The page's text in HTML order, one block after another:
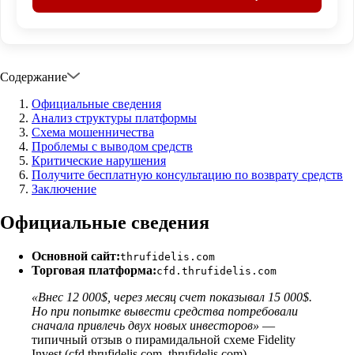
Содержание
Официальные сведения
Анализ структуры платформы
Схема мошенничества
Проблемы с выводом средств
Критические нарушения
Получите бесплатную консультацию по возврату средств
Заключение
Официальные сведения
Основной сайт:thrufidelis.com
Торговая платформа:cfd.thrufidelis.com
«Внес 12 000$, через месяц счет показывал 15 000$.
Но при попытке вывести средства потребовали
сначала привлечь двух новых инвесторов» —
типичный отзыв о пирамидальной схеме Fidelity